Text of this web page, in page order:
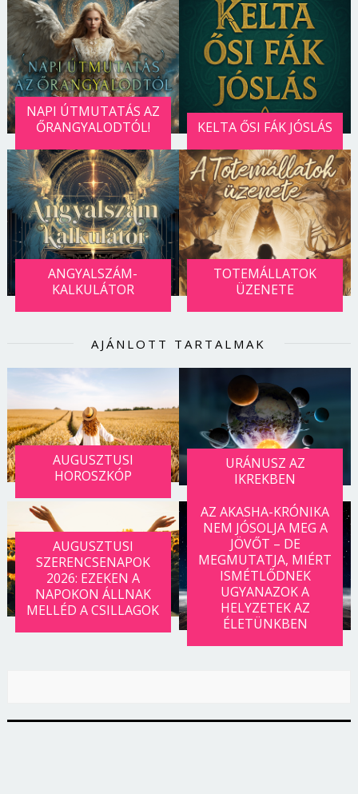
NAPI ÚTMUTATÁS AZ
ŐRANGYALODTÓL!
KELTA ŐSI FÁK JÓSLÁS
ANGYALSZÁM-
KALKULÁTOR
TOTEMÁLLATOK
ÜZENETE
AJÁNLOTT TARTALMAK
AUGUSZTUSI
HOROSZKÓP
URÁNUSZ AZ
IKREKBEN
AUGUSZTUSI
SZERENCSENAPOK
2026: EZEKEN A
NAPOKON ÁLLNAK
MELLÉD A CSILLAGOK
AZ AKASHA-KRÓNIKA
NEM JÓSOLJA MEG A
JÖVŐT – DE
MEGMUTATJA, MIÉRT
ISMÉTLŐDNEK
UGYANAZOK A
HELYZETEK AZ
ÉLETÜNKBEN
Borsonline bejelentkezés